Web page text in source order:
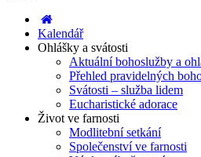
Kalendář
Ohlášky a svátosti
Aktuální bohoslužby a
Přehled pravidelných
Svátosti – služba lidem
Eucharistické adorace
Život ve farnosti
Modlitební setkání
Společenství ve farnosti